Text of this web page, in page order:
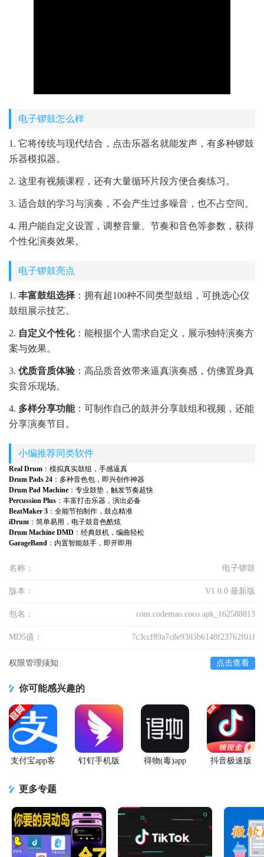
电子锣鼓怎么样
1. 它将传统与现代结合，点击乐器名就能发声，有多种锣鼓
乐器模拟器。
2. 这里有视频课程，还有大量循环片段方便合奏练习。
3. 适合鼓的学习与演奏，不会产生过多噪音，也不占空间。
4. 用户能自定义设置，调整音量、节奏和音色等参数，获得
个性化演奏效果。
电子锣鼓亮点
1. 丰富鼓组选择 ：拥有超100种不同类型鼓组，可挑选心仪
鼓组展示技艺。
2. 自定义个性化：能根据个人需求自定义，展示独特演奏方
案与效果。
3. 优质音质体验 ：高品质音效带来逼真演奏感，仿佛置身真
实音乐现场。
4. 多样分享功能：可制作自己的鼓并分享鼓组和视频，还能
分享演奏节目。
小编推荐同类软件
Real Drum ：模拟真实鼓组，手感逼真
Drum Pads 24 ：多种音色包，即兴创作神器
Drum Pad Machine ：专业鼓垫，触发节奏超快
Percussion Plus ：丰富打击乐器，演出必备
BeatMaker 3 ：全能节拍制作，鼓点精准
iDrum ：简单易用，电子鼓音色酷炫
Drum Machine DMD ：经典鼓机，编曲轻松
GarageBand ：内置智能鼓手，即开即用
名称： 电子锣鼓
版本： V1.0.0 最新版
包名： com.codemao.coco.apk_162588813
MD5值： 7c3ccf89a7c8e9383b6148f23762f01f
权限管理须知 点击查看
你可能感兴趣的
支付宝app客
钉钉手机版
得物(毒)app
抖音极速版
更多专题